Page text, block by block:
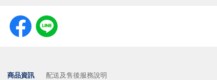
商品資訊 配送及售後服務說明